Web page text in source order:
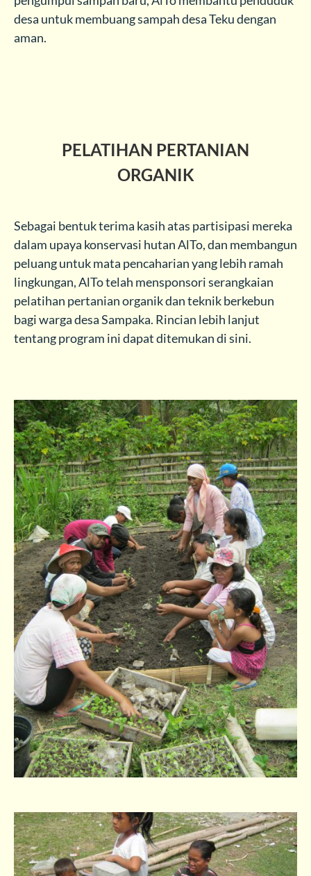
desa untuk membuang sampah desa Teku dengan
aman.
PELATIHAN PERTANIAN
ORGANIK
Sebagai bentuk terima kasih atas partisipasi mereka
dalam upaya konservasi hutan AlTo, dan membangun
peluang untuk mata pencaharian yang lebih ramah
lingkungan, AlTo telah mensponsori serangkaian
pelatihan pertanian organik dan teknik berkebun
bagi warga desa Sampaka. Rincian lebih lanjut
tentang program ini dapat ditemukan di sini.